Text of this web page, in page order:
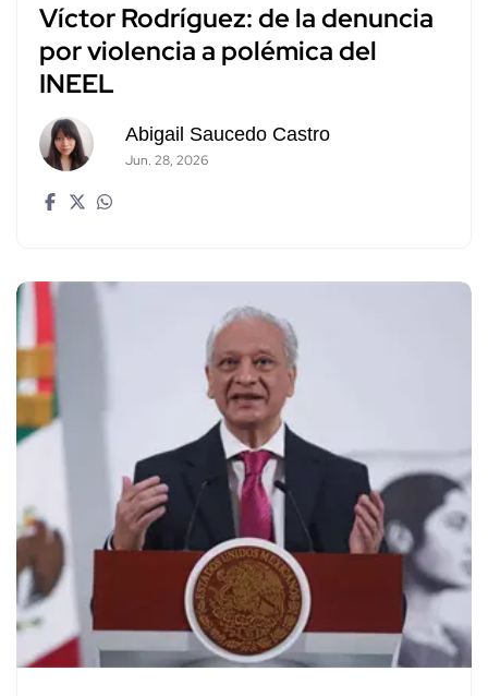
Víctor Rodríguez: de la denuncia
por violencia a polémica del
INEEL
Abigail Saucedo Castro
Jun. 28, 2026